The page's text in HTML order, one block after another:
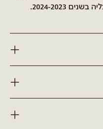
2024-2023.